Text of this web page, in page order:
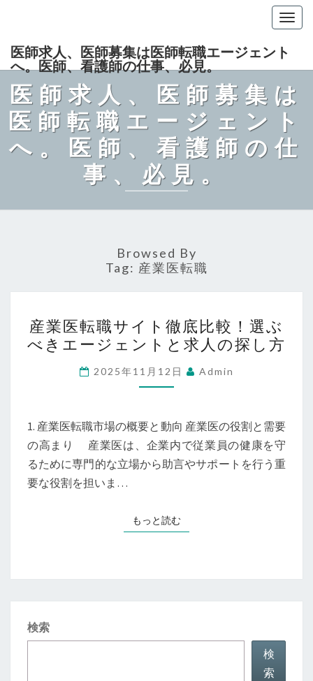
医師求人、医師募集は医師転職エージェント
へ。医師、看護師の仕事、必見。
医師求人、医師募集は
医師転職エージェント
へ。医師、看護師の仕
事、必見。
Browsed By
Tag: 産業医転職
業
医
転
職
イ
ト
徹
較！
べ
産業医転職サイト徹底比較！選ぶ
べきエージェントと求人の探し方
2025年11月12日 Admin
1. 産業医転職市場の概要と動向 産業医の役割と需要
の高まり 産業医は、企業内で従業員の健康を守
るために専門的な立場から助言やサポートを行う重
要な役割を担いま…
もっと読むもっと読む
検索
検
索